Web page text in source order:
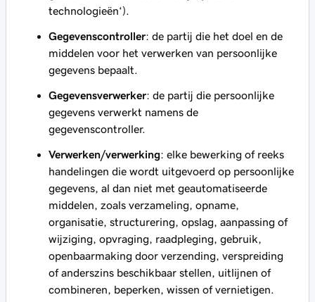
technologieën‘).
Gegevenscontroller: de partij die het doel en de
middelen voor het verwerken van persoonlijke
gegevens bepaalt.
Gegevensverwerker: de partij die persoonlijke
gegevens verwerkt namens de
gegevenscontroller.
Verwerken/verwerking: elke bewerking of reeks
handelingen die wordt uitgevoerd op persoonlijke
gegevens, al dan niet met geautomatiseerde
middelen, zoals verzameling, opname,
organisatie, structurering, opslag, aanpassing of
wijziging, opvraging, raadpleging, gebruik,
openbaarmaking door verzending, verspreiding
of anderszins beschikbaar stellen, uitlijnen of
combineren, beperken, wissen of vernietigen.